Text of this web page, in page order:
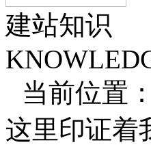
建站知识
当前位置：
这里印证着